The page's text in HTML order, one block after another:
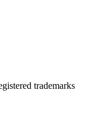
trademarks